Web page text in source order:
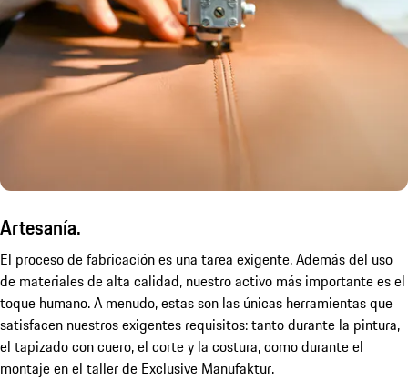
Artesanía.
El proceso de fabricación es una tarea exigente. Además del uso
de materiales de alta calidad, nuestro activo más importante es el
toque humano. A menudo, estas son las únicas herramientas que
satisfacen nuestros exigentes requisitos: tanto durante la pintura,
el tapizado con cuero, el corte y la costura, como durante el
montaje en el taller de Exclusive Manufaktur.